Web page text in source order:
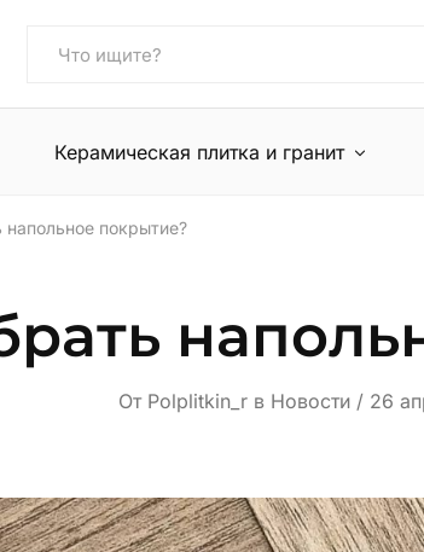
Керамическая плитка и гранит
напольное покрытие?
От Polplitkin_r в Новости 26